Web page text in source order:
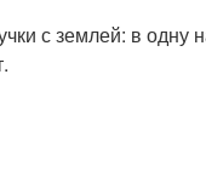
с землей: в